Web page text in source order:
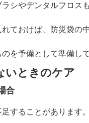
シやデンタルフロス
ておけば、防災袋の
を予備として準備し
ときのケア
合
することがあります。